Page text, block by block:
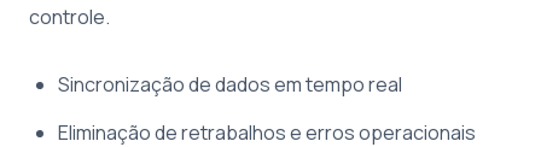
controle.
Sincronização de dados em tempo real
Eliminação de retrabalhos e erros operacionais